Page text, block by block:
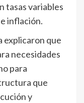
tasas variables
inflación.
explicaron que
necesidades
para
que
y